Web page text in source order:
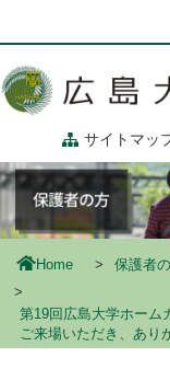
コ
ン
ツ
に
移
動
サイトマッ
Home 保護者
第19回広島大学ホーム
ご来場いただき、あり